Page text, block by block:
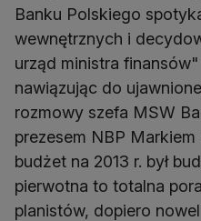
Banku Polskiego
wewnętrznych i
urząd ministra
nawiązując do
rozmowy szefa MSW
prezesem NBP Markiem
budżet na 2013 r. był
pierwotna to totalna
planistów, dopiero